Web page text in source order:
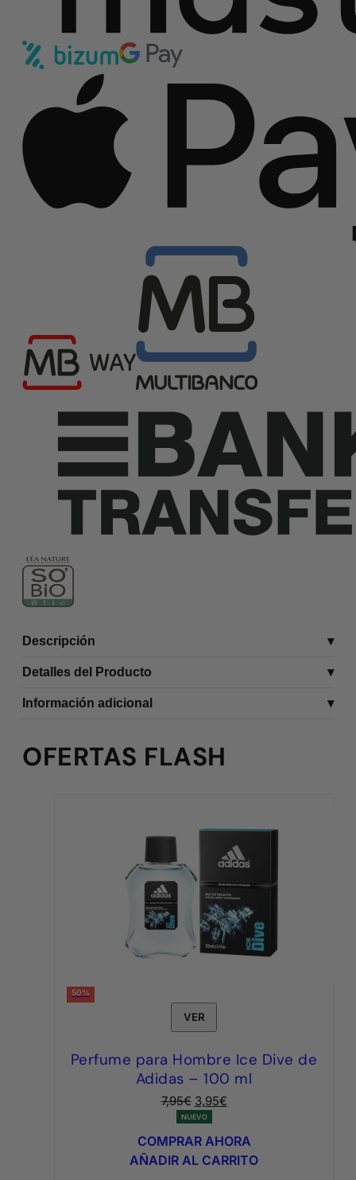
Descripción
Detalles del Producto
Información adicional
OFERTAS FLASH
50%
VER
Perfume para Hombre Ice Dive de
Adidas – 100 ml
7,95€ El
precio
original
era:
3,95€El
actual
es:
NUEVO
COMPRAR AHORA
AÑADIR AL CARRITO